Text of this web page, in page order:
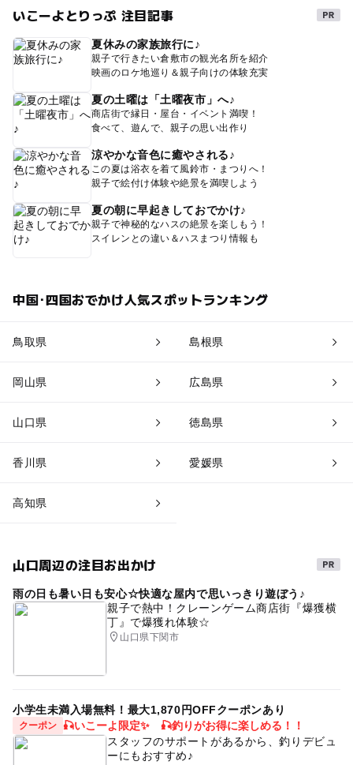
いこーよとりっぷ 注目記事
夏休みの家族旅行に♪
親子で行きたい倉敷市の観光名所を紹介
映画のロケ地巡り＆親子向けの体験充実
夏の土曜は「土曜夜市」へ♪
商店街で縁日・屋台・イベント満喫！
食べて、遊んで、親子の思い出作り
涼やかな音色に癒やされる♪
この夏は浴衣を着て風鈴市・まつりへ！
親子で絵付け体験や絶景を満喫しよう
夏の朝に早起きしておでかけ♪
親子で神秘的なハスの絶景を楽しもう！
スイレンとの違い＆ハスまつり情報も
中国･四国おでかけ人気スポットランキング
鳥取県 島根県
岡山県 広島県
山口県 徳島県
香川県 愛媛県
高知県
山口周辺の注目お出かけ
雨の日も暑い日も安心☆快適な屋内で思いっきり遊ぼう♪
親子で熱中！クレーンゲーム商店街『爆獲横
丁』で爆獲れ体験☆
山口県下関市
小学生未満入場無料！最大1,870円OFFクーポンあり
クーポン 🎣いこーよ限定✨ 🎣釣りがお得に楽しめる！！
スタッフのサポートがあるから、釣りデビュ
ーにもおすすめ♪